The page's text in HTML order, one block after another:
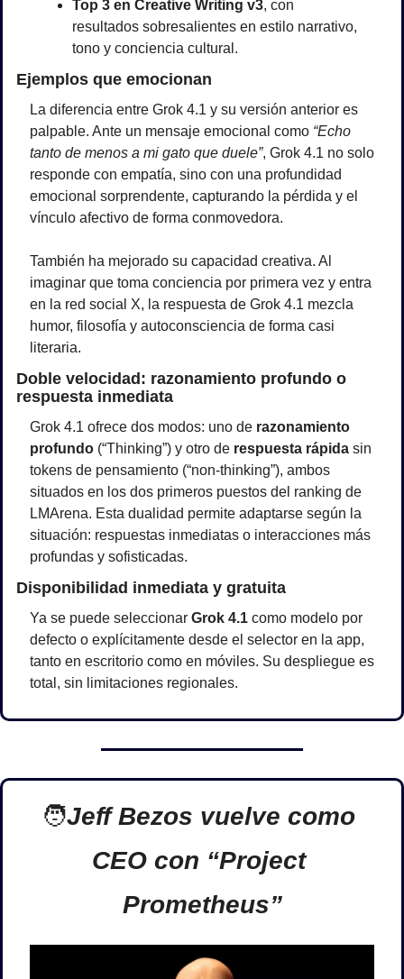
Top 3 en Creative Writing v3, con
resultados sobresalientes en estilo narrativo,
tono y conciencia cultural.
Ejemplos que emocionan
La diferencia entre Grok 4.1 y su versión anterior es
palpable. Ante un mensaje emocional como “Echo
tanto de menos a mi gato que duele”, Grok 4.1 no solo
responde con empatía, sino con una profundidad
emocional sorprendente, capturando la pérdida y el
vínculo afectivo de forma conmovedora.
También ha mejorado su capacidad creativa. Al
imaginar que toma conciencia por primera vez y entra
en la red social X, la respuesta de Grok 4.1 mezcla
humor, filosofía y autoconsciencia de forma casi
literaria.
Doble velocidad: razonamiento profundo o
respuesta inmediata
Grok 4.1 ofrece dos modos: uno de razonamiento
profundo (“Thinking”) y otro de respuesta rápida sin
tokens de pensamiento (“non-thinking”), ambos
situados en los dos primeros puestos del ranking de
LMArena. Esta dualidad permite adaptarse según la
situación: respuestas inmediatas o interacciones más
profundas y sofisticadas.
Disponibilidad inmediata y gratuita
Ya se puede seleccionar Grok 4.1 como modelo por
defecto o explícitamente desde el selector en la app,
tanto en escritorio como en móviles. Su despliegue es
total, sin limitaciones regionales.
🧑Jeff Bezos vuelve como
CEO con “Project
Prometheus”